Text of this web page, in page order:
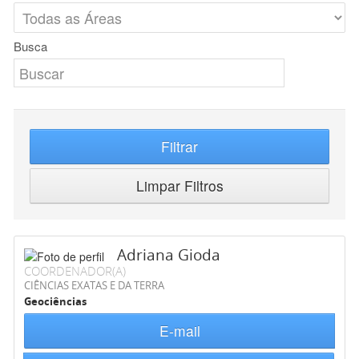
Busca
Filtrar
Limpar Filtros
Adriana Gioda
COORDENADOR(A)
CIÊNCIAS EXATAS E DA TERRA
Geociências
E-mail